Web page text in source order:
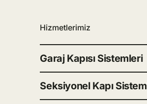
Hizmetlerimiz
Garaj Kapısı Sistemleri
Seksiyonel Kapı